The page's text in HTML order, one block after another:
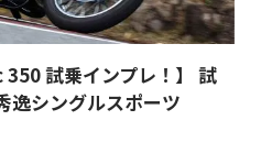
試乗インプレ！】 試
逸シングルスポーツ